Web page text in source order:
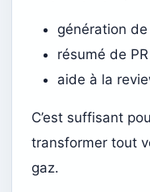
génération
résumé de
aide à la
C’est suffisant
transformer tout
gaz.